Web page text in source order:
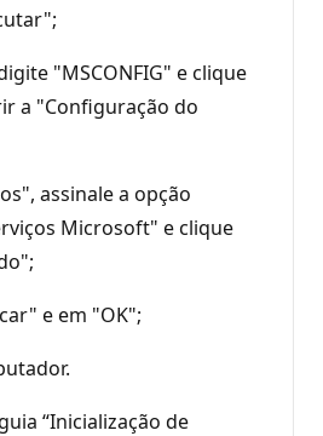
"MSCONFIG" e clique
a "Configuração do
assinale a opção
Microsoft" e clique
e em "OK";
“Inicialização de